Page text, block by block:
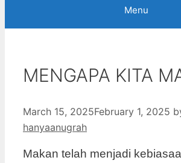
Menu
MENGAPA KITA
March 15, 2025February 1, 2025
hanyaanugrah
Makan telah menjadi